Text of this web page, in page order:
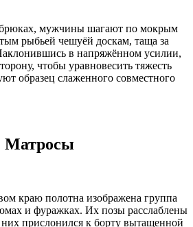
мужчины шагают по мокрым
рыбьей чешуёй доскам, таща за
в напряжённом усилии,
чтобы уравновесить тяжесть
образец слаженного совместного
Матросы
краю полотна изображена группа
и фуражках. Их позы расслаблены
прислонился к борту вытащенной